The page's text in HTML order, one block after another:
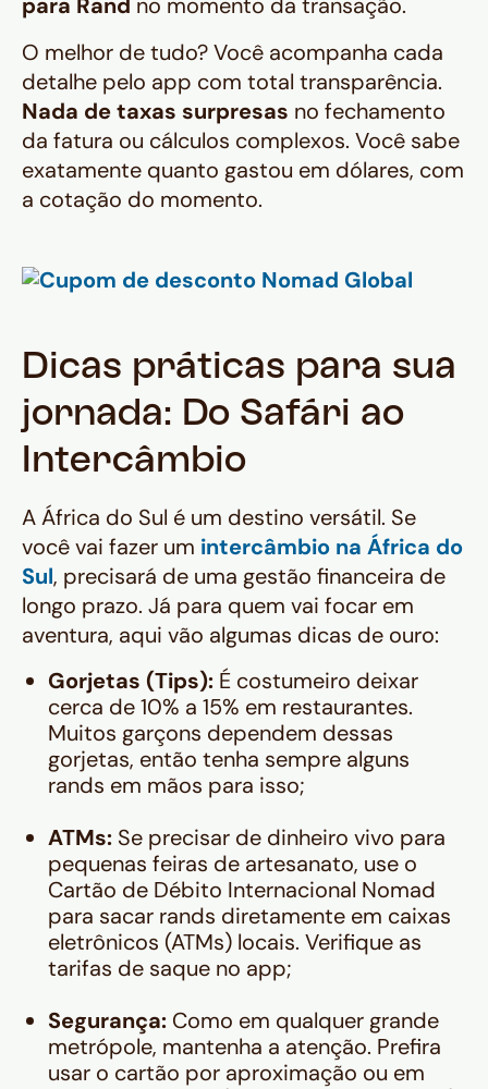
O melhor de tudo? Você acompanha cada
detalhe pelo app com total transparência.
Nada de taxas surpresas no fechamento
da fatura ou cálculos complexos. Você sabe
exatamente quanto gastou em dólares, com
a cotação do momento.
Dicas práticas para sua
jornada: Do Safári ao
Intercâmbio
A África do Sul é um destino versátil. Se
você vai fazer um intercâmbio na África do
Sul, precisará de uma gestão financeira de
longo prazo. Já para quem vai focar em
aventura, aqui vão algumas dicas de ouro:
Gorjetas (Tips): É costumeiro deixar
cerca de 10% a 15% em restaurantes.
Muitos garçons dependem dessas
gorjetas, então tenha sempre alguns
rands em mãos para isso;
ATMs: Se precisar de dinheiro vivo para
pequenas feiras de artesanato, use o
Cartão de Débito Internacional Nomad
para sacar rands diretamente em caixas
eletrônicos (ATMs) locais. Verifique as
tarifas de saque no app;
Segurança: Como em qualquer grande
metrópole, mantenha a atenção. Prefira
usar o cartão por aproximação ou em